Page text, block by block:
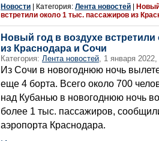
Новости | Категория: Лента новостей
встретили около 1 тыс. пассажиров из
Новый год в воздухе
из Краснодара и Сочи
Категория: Лента новостей, 1 января
Из Сочи в новогоднюю ночь
еще 4 борта. Всего около 700
над Кубанью в новогоднюю ночь
более 1 тыс. пассажиров,
аэропорта Краснодара.